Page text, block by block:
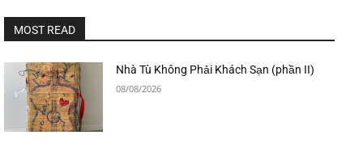
MOST READ
Nhà Tù Không Phải Khách Sạn (phần II)
08/08/2026